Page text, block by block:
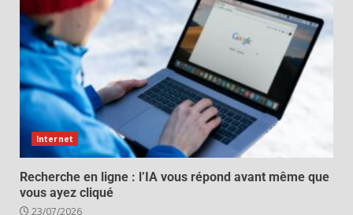
Internet
Recherche en ligne : l’IA vous répond avant même que
vous ayez cliqué
23/07/2026